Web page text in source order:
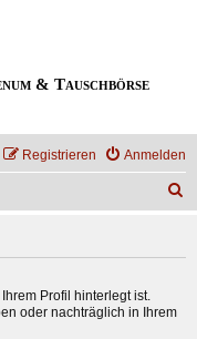
& Tauschbörse
Anmelden
Registrieren
Profil hinterlegt ist.
oder nachträglich in Ihrem